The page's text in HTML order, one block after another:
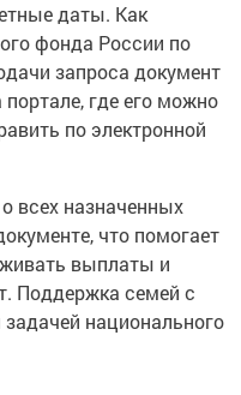
даты. Как
фонда России по
запроса документ
где его можно
по электронной
всех назначенных
что помогает
выплаты и
Поддержка семей с
национального